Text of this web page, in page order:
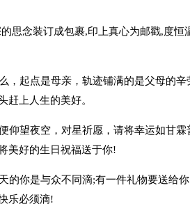
思念装订成包裹,印上真心为邮戳,度恒
，起点是母亲，轨迹铺满的是父母的
赶上人生的美好。
仰望夜空，对星祈愿，请将幸运如甘
美好的生日祝福送于你!
的你是与众不同滴;有一件礼物要送给
乐必须滴!